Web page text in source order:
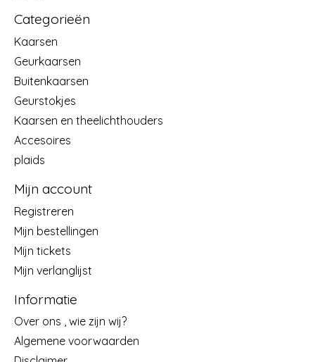
Categorieën
Kaarsen
Geurkaarsen
Buitenkaarsen
Geurstokjes
Kaarsen en theelichthouders
Accesoires
plaids
Mijn account
Registreren
Mijn bestellingen
Mijn tickets
Mijn verlanglijst
Informatie
Over ons , wie zijn wij?
Algemene voorwaarden